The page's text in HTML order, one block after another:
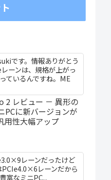
660M
です。情報ありがとう
ーンは、規格が上がっ
ているんですね。ME
2 レビュー － 異形の
PCに新バージョンが
用性大幅アップ
レーンだったけど
レーンだから
富なミニPC...